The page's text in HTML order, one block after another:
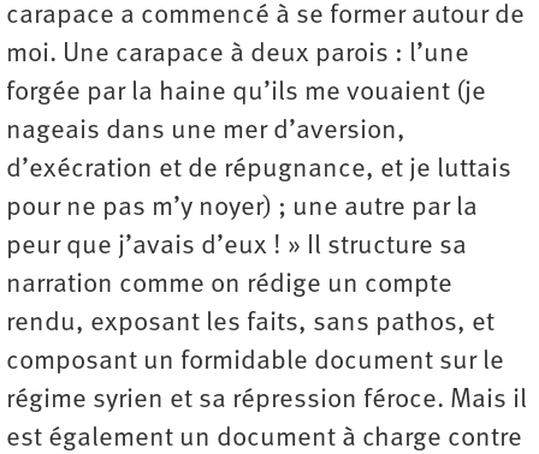
carapace a commencé à se former autour de
moi. Une carapace à deux parois : l’une
forgée par la haine qu’ils me vouaient (je
nageais dans une mer d’aversion,
d’exécration et de répugnance, et je luttais
pour ne pas m’y noyer) ; une autre par la
peur que j’avais d’eux ! » Il structure sa
narration comme on rédige un compte
rendu, exposant les faits, sans pathos, et
composant un formidable document sur le
régime syrien et sa répression féroce. Mais il
est également un document à charge contre